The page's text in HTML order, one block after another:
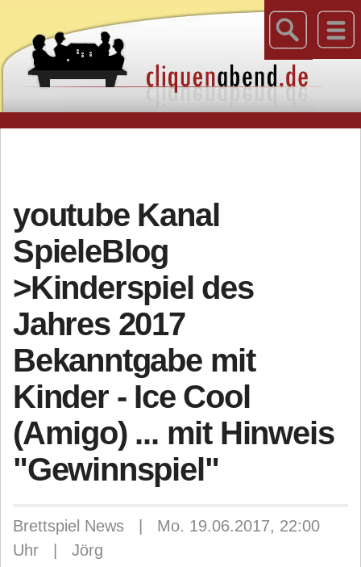
youtube Kanal
SpieleBlog
>Kinderspiel des
Jahres 2017
Bekanntgabe mit
Kinder - Ice Cool
(Amigo) ... mit Hinweis
"Gewinnspiel"
Brettspiel News | Mo. 19.06.2017, 22:00
Uhr | Jörg